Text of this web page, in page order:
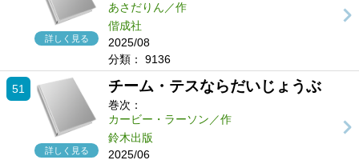
詳しく見る
あさだりん／作
偕成社
2025/08
分類：
9136
51
詳しく見る
チーム・テスならだいじょうぶ
巻次：
カービー・ラーソン／作
鈴木出版
2025/06